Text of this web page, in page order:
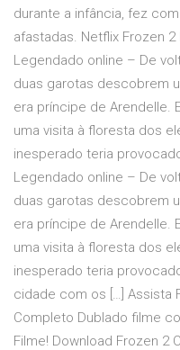
durante a infância, fez
afastadas. Netflix Frozen 2
Legendado online – De
duas garotas descobrem
era príncipe de Arendelle.
uma visita à floresta dos
inesperado teria
Legendado online – De
duas garotas descobrem
era príncipe de Arendelle.
uma visita à floresta dos
inesperado teria
cidade com os […] Assista
Completo Dublado filme
Filme! Download Frozen 2